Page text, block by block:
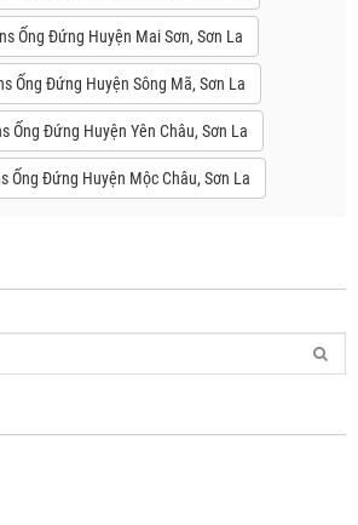
Ống Đứng Huyện Mai Sơn, Sơn La
Ống Đứng Huyện Sông Mã, Sơn La
Ống Đứng Huyện Yên Châu, Sơn La
Ống Đứng Huyện Mộc Châu, Sơn La